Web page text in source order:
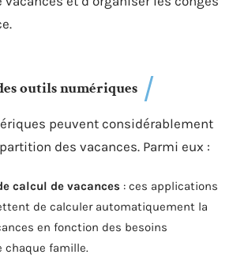
outils numériques
peuvent considérablement
des vacances. Parmi eux :
calcul de vacances : ces applications
de calculer automatiquement la
en fonction des besoins
chaque famille.